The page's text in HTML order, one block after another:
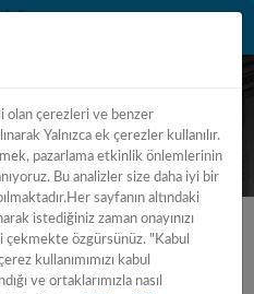
center 5 - axis
olan çerezleri ve benzer
Yalnızca ek çerezler kullanılır.
pazarlama etkinlik önlemlerinin
Bu analizler size daha iyi bir
sayfanın altındaki
istediğiniz zaman onayınızı
özgürsünüz. "Kabul
kullanımımızı kabul
ve ortaklarımızla nasıl